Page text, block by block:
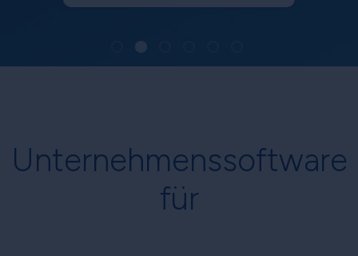
Unternehmenssoftware
für